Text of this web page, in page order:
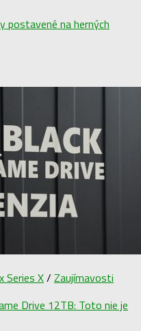
postavené na herných
Series X/ Zaujímavosti
Drive 12TB: Toto nie je